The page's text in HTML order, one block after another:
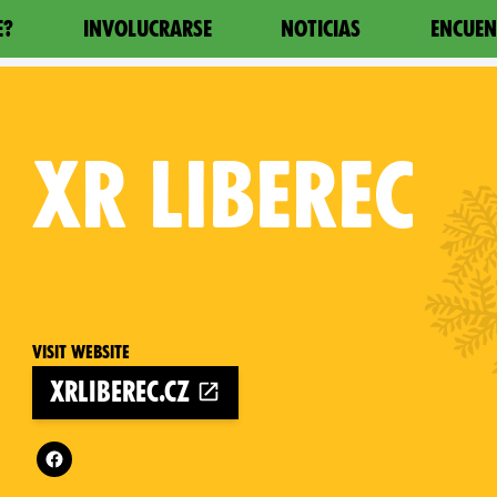
INVOLUCRARSE NOTICIAS
XR LIBEREC
Visit website
xrliberec.cz
Follow XR Liberec on
Republic on